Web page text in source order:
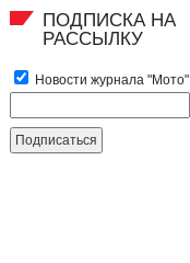
ПОДПИСКА НА
РАССЫЛКУ
Новости журнала "Мото"